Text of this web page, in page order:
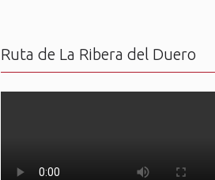
Ruta de La Ribera del Duero